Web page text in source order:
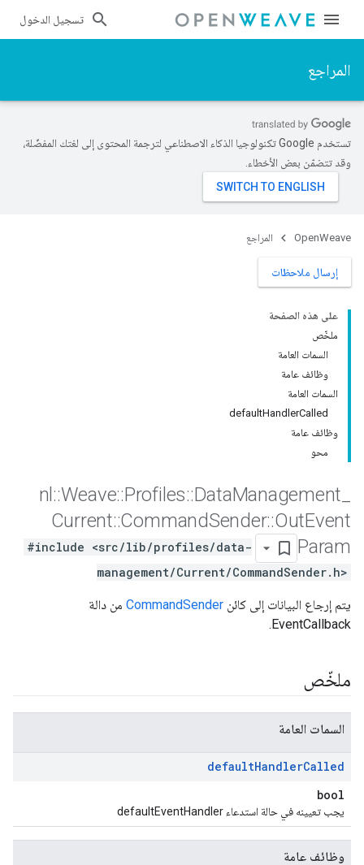
تسجيل الدخول
المراجع
تستخدم Google تكنولوجيا الذكاء الاصطناعي لترجمة المحتوى إلى لغتك المفضّلة،
وقد تتضمّن بعض الأخطاء.
OpenWeave المراجع
إرسال ملاحظات
على هذه الصفحة
ملخّص
السمات العامة
وظائف عامة
السمات العامة
defaultHandlerCalled
وظائف عامة
محو
nl ::Weave::Profiles::DataManagement
Current::CommandSender::OutEvent
Param
#include <src/lib/profiles/data-
management/Current/CommandSender.h>
يتم إرجاع البيانات إلى كائن CommandSender من دالة
EventCallback.
ملخّص
السمات العامة
defaultHandlerCalled
bool
يجب تعيينه في حالة استدعاء defaultEventHandler
وظائف عامة